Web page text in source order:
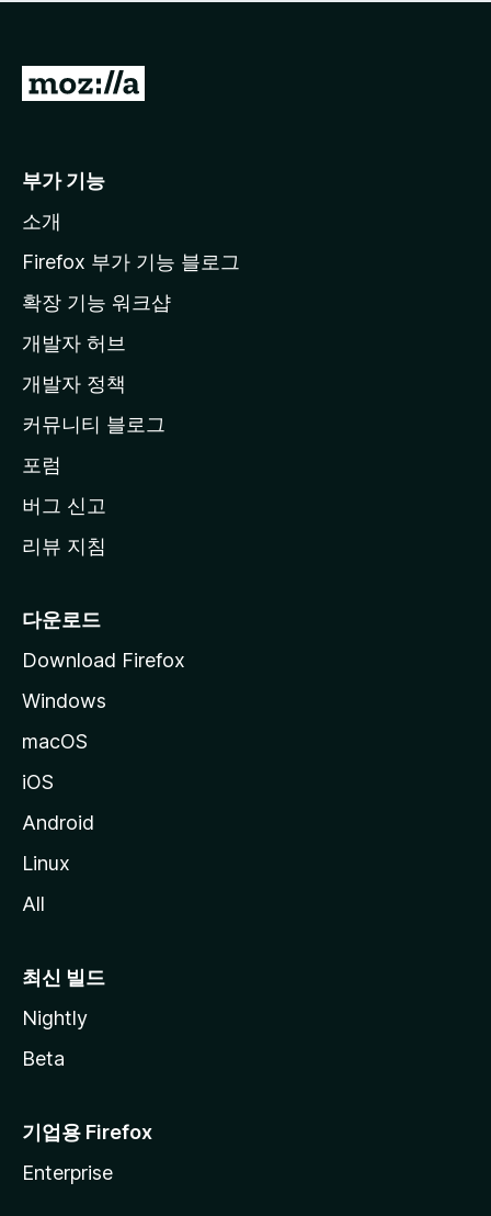
점
습
니
M
l
a
페
이
지
이
동
부가 기능
소개
Firefox 부가 기능 블로그
확장 기능 워크샵
개발자 허브
개발자 정책
커뮤니티 블로그
포럼
버그 신고
리뷰 지침
다운로드
Download Firefox
Windows
macOS
iOS
Android
Linux
All
최신 빌드
Nightly
Beta
기업용 Firefox
Enterprise